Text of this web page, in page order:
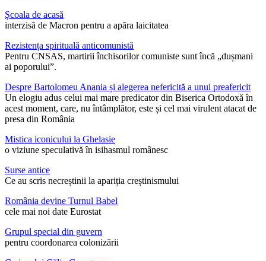
Școala de acasă
interzisă de Macron pentru a apăra laicitatea
Rezistența spirituală anticomunistă
Pentru CNSAS, martirii închisorilor comuniste sunt încă „dușmani
ai poporului”.
Despre Bartolomeu Anania și alegerea nefericită a unui preafericit
Un elogiu adus celui mai mare predicator din Biserica Ortodoxă în
acest moment, care, nu întâmplător, este și cel mai virulent atacat de
presa din România
Mistica iconicului la Ghelasie
o viziune speculativă în isihasmul românesc
Surse antice
Ce au scris necreștinii la apariția creștinismului
România devine Turnul Babel
cele mai noi date Eurostat
Grupul special din guvern
pentru coordonarea colonizării